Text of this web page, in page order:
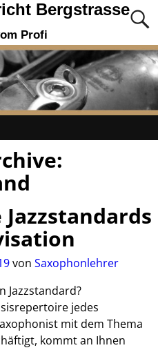
Bergstrasse
Profi
von Saxophonlehrer
Jazzstandard?
jedes
mit dem Thema
kommt an Ihnen